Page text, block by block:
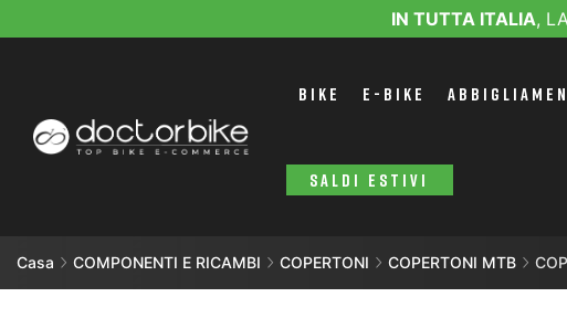
IN TUTTA ITALIA,
BIKE E-BIKE
SALDI ESTIVI
Casa COMPONENTI E RICAMBI COPERTONI COPERTONI MTB